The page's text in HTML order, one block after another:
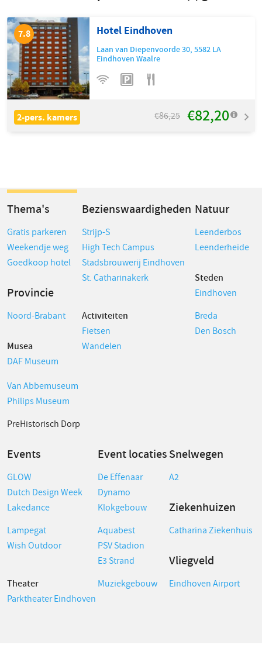
7.8 Hotel Eindhoven
Laan van Diepenvoorde 30,5582 LA
Eindhoven Waalre
2-pers. kamers €86,25 €82,20
Thema's Bezienswaardigheden Natuur
Gratis parkeren Strijp-S
Leenderbos
Weekendje weg
High Tech Campus
Leenderheide
Goedkoop hotel
Stadsbrouwerij Eindhoven
St. Catharinakerk
Steden
Provincie
Eindhoven
Noord-Brabant
Activiteiten
Breda
Fietsen
Den Bosch
Musea
Wandelen
DAF Museum
Van Abbemuseum
Philips Museum
PreHistorisch Dorp
Events Event locatiesSnelwegen
GLOW De Effenaar
A2
Dutch Design Week
Dynamo
Lakedance
Klokgebouw Ziekenhuizen
Lampegat Aquabest
Catharina Ziekenhuis
Wish Outdoor
PSV Stadion
E3 Strand
Vliegveld
Theater Muziekgebouw
Eindhoven Airport
Parktheater Eindhoven